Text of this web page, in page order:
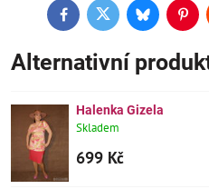
FacebookTwitterBluesky
Alternativní
Halenka Gizela
Skladem
699 Kč